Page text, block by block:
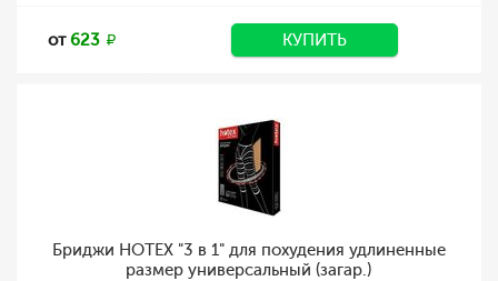
от623 КУПИТЬ
Бриджи HOTEX "3 в 1" для похудения удлиненные
размер универсальный (загар.)